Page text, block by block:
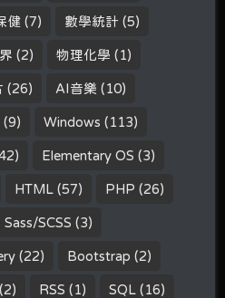
健 (7) 數學統計 (5)
(2) 物理化學 (1)
(26) AI音樂 (10)
(9) Windows (113)
Elementary OS (3)
HTML (57) PHP (26)
Sass/SCSS (3)
(22) Bootstrap (2)
(2) RSS (1) SQL (16)